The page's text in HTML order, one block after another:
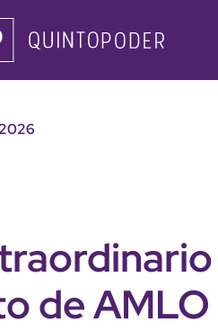
de AMLO